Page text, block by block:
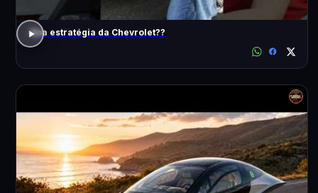
Boa estratégia da Chevrolet??